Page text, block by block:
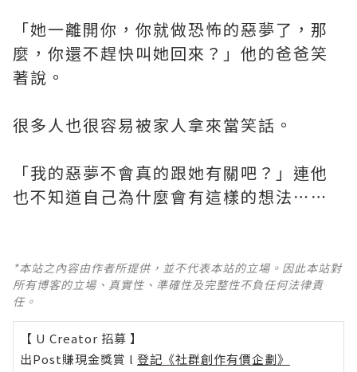
「她一離開你，你就做恐怖的惡夢了，那
麼，你還不趕快叫她回來？」他的爸爸笑
著說。
很多人也很容易被家人拿來當笑話。
「我的惡夢不會真的跟她有關吧？」連他
也不知道自己為什麼會有這樣的想法⋯⋯
*本站之內容由作者所提供，並不代表本站的立場。因此本站對
所有博客的立場、真實性、準確性及完整性不負任何法律責
任。
【 U Creator 招募 】
出Post賺現金獎賞 l 登記《社群創作有價企劃》